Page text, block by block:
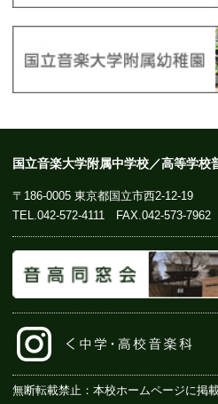
国立音楽大学附属中学校／高等学校
〒186-0005 東京都国立市西2-12-19
TEL. 042-572-4111 FAX.042-573-7962
無断転載禁止：本校ホームページに掲